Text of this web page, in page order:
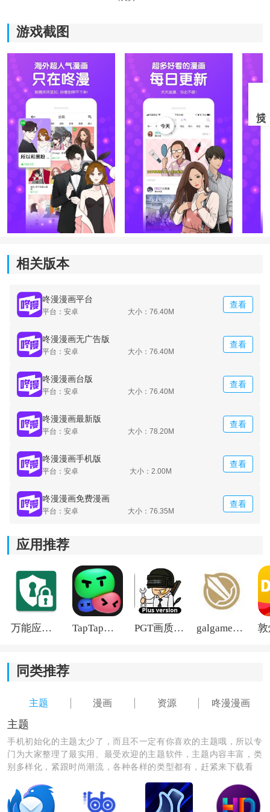
《咚漫漫画》软件亮点：
1.大量免费的漫画资源，您无需花一分钱就能阅读自己喜
欢的漫画；
2.漫画内容丰富，多种阅读模式体验，选择最舒适的模
式；
3.读取操作界面清新简洁，方便您快速上手。
1.通过搜索栏输入关键字，以快速找到所需的漫画资源；
2.一键记录最近阅读漫画的位置，方便下次阅读和观看；
3.每个人不仅可以在线阅读和观看漫画，还可以下载离线
和非流量阅读和观看的漫画。
游戏截图
相关版本
咚漫漫画平台
平台：安卓 大小：76.40M
查看
咚漫漫画无广告版
平台：安卓 大小：76.40M
查看
咚漫漫画台版
平台：安卓 大小：76.40M
查看
咚漫漫画最新版
平台：安卓 大小：78.20M
查看
咚漫漫画手机版
平台：安卓 大小：2.00M
查看
咚漫漫画免费漫画
平台：安卓 大小：76.35M
查看
应用推荐
万能应用隐藏 TapTap国际版2026 PGT画质助手旧版 galgame游戏盒子2026
同类推荐
主题 漫画 资源 咚漫漫画
主题
手机初始化的主题太少了，而且不一定有你喜欢的主题哦，所以专
门为大家整理了最实用、最受欢迎的主题软件，主题内容丰富，类
别多样化，紧跟时尚潮流，各种各样的类型都有，赶紧来下载看